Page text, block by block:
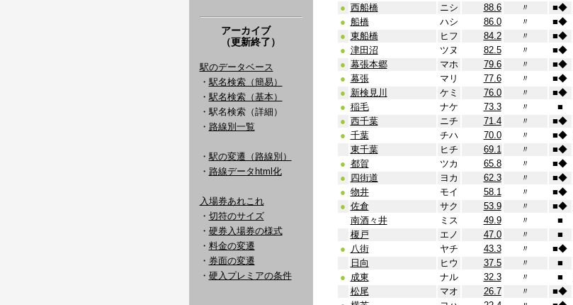
アーカイブ
（更新終了）
駅のデータベース
・ 駅名検索（簡易）
・ 駅名検索（基本）
・駅名検索（詳細）
・ 路線別一覧
・ 駅の変遷（路線別）
・ 路線データhtml化
入場券あれこれ
・ 切符のサイズ
・ 硬券入場券の様式
・ 料金の変遷
・ 券面の変遷
・ 硬入プレミアの条件
● 西船橋 ニシ 88.6 〃 ■◆
● 船橋 ハシ 86.0 〃 ■◆
● 東船橋 ヒフ 84.2 〃 ■◆
● 津田沼 ツヌ 82.5 〃 ■◆
● 幕張本郷 マホ 79.6 〃 ■◆
● 幕張 マリ 77.6 〃 ■◆
● 新検見川 ケミ 76.0 〃 ■◆
● 稲毛 ナケ 73.3 〃
■
● 西千葉 ニチ 71.4 〃 ■◆
● 千葉 チハ 70.0 〃 ■◆
東千葉
ヒチ 69.1 〃 ■◆
● 都賀 ツカ 65.8 〃 ■◆
● 四街道 ヨカ 62.3 〃 ■◆
● 物井 モイ 58.1 〃 ■◆
● 佐倉 サク 53.9 〃 ■◆
南酒々井
ミス 49.9 〃
■
榎戸
エノ 47.0 〃
■
● 八街 ヤチ 43.3 〃 ■◆
日向
ヒウ 37.5 〃
■
● 成東 ナル 32.3 〃 ■
松尾
マオ 26.7 〃 ■◆